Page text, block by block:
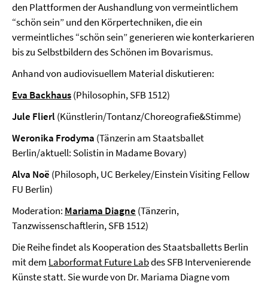
den Plattformen der Aushandlung von vermeintlichem
“schön sein” und den Körpertechniken, die ein
vermeintliches “schön sein” generieren wie konterkarieren
bis zu Selbstbildern des Schönen im Bovarismus.
Anhand von audiovisuellem Material diskutieren:
Eva Backhaus(Philosophin, SFB 1512)
Jule Flierl(Künstlerin/Tontanz/Choreografie&Stimme)
Weronika Frodyma (Tänzerin am Staatsballet
Berlin/aktuell: Solistin in Madame Bovary)
Alva Noë (Philosoph, UC Berkeley/Einstein Visiting Fellow
FU Berlin)
Moderation: Mariama Diagne (Tänzerin,
Tanzwissenschaftlerin, SFB 1512)
Die Reihe findet als Kooperation des Staatsballetts Berlin
mit dem Laborformat Future Labdes SFB Intervenierende
Künste statt. Sie wurde von Dr. Mariama Diagne vom